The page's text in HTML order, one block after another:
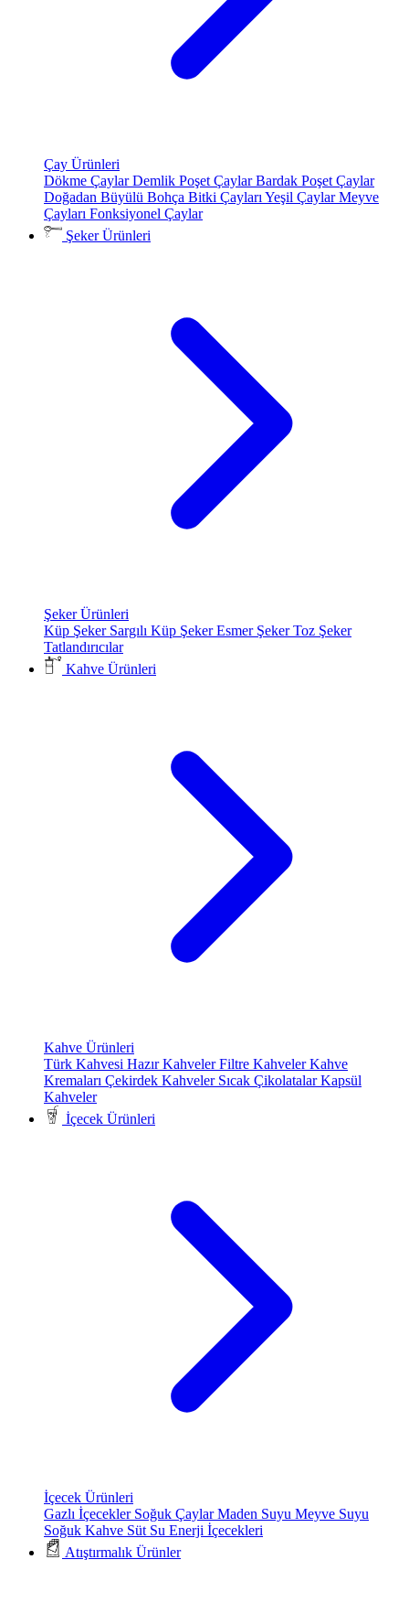
Çay Ürünleri
Dökme ÇaylarDemlik Poşet ÇaylarBardak Poşet Çaylar
Doğadan Büyülü Bohça Bitki Çayları Yeşil ÇaylarMeyve
Çayları Fonksiyonel Çaylar
Şeker Ürünleri
Şeker Ürünleri
Küp Şeker Sargılı Küp ŞekerEsmer ŞekerToz Şeker
Tatlandırıcılar
Kahve Ürünleri
Kahve Ürünleri
Türk Kahvesi Hazır KahvelerFiltre KahvelerKahve
Kremaları Çekirdek Kahveler Sıcak ÇikolatalarKapsül
Kahveler
İçecek Ürünleri
İçecek Ürünleri
Gazlı İçecekler Soğuk ÇaylarMaden Suyu Meyve Suyu
Soğuk Kahve Süt Su Enerji İçecekleri
Atıştırmalık Ürünler